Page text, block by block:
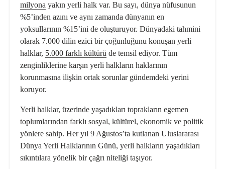
milyona yakın yerli halk var. Bu sayı, dünya nüfusunun
%5’inden azını ve aynı zamanda dünyanın en
yoksullarının %15’ini de oluşturuyor. Dünyadaki tahmini
olarak 7.000 dilin ezici bir çoğunluğunu konuşan yerli
halklar, 5.000 farklı kültürü de temsil ediyor. Tüm
zenginliklerine karşın yerli halkların haklarının
korunmasına ilişkin ortak sorunlar gündemdeki yerini
koruyor.
Yerli halklar, üzerinde yaşadıkları toprakların egemen
toplumlarından farklı sosyal, kültürel, ekonomik ve politik
yönlere sahip. Her yıl 9 Ağustos’ta kutlanan Uluslararası
Dünya Yerli Halklarının Günü, yerli halkların yaşadıkları
sıkıntılara yönelik bir çağrı niteliği taşıyor.